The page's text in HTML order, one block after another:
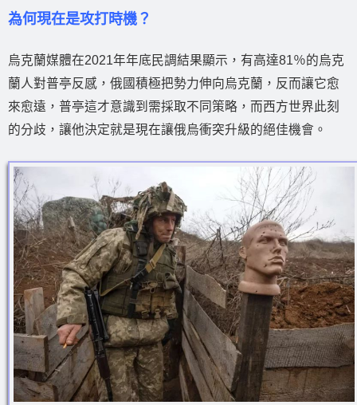
為何現在是攻打時機？
烏克蘭媒體在2021年年底民調結果顯示，有高達81％的烏克
蘭人對普亭反感，俄國積極把勢力伸向烏克蘭，反而讓它愈
來愈遠，普亭這才意識到需採取不同策略，而西方世界此刻
的分歧，讓他決定就是現在讓俄烏衝突升級的絕佳機會。